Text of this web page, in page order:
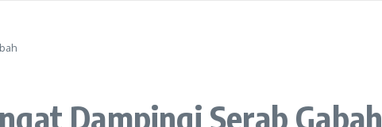
Dampingi Serab Gabah